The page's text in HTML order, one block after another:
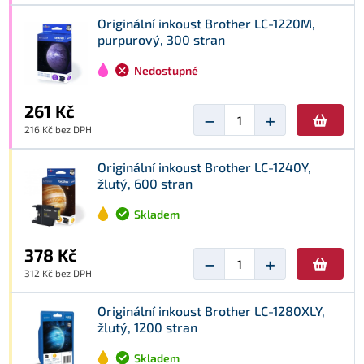
Originální inkoust Brother LC-1220M,
purpurový, 300 stran
Nedostupné
261 Kč
216 Kč bez DPH − +
Originální inkoust Brother LC-1240Y,
žlutý, 600 stran
Skladem
378 Kč
312 Kč bez DPH − +
Originální inkoust Brother LC-1280XLY,
žlutý, 1200 stran
Skladem